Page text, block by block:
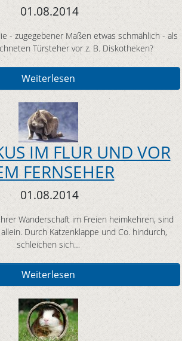
01.08.2014
- zugegebener Maßen etwas schmählich - als
Türsteher vor z. B. Diskotheken?
Weiterlesen
IM FLUR UND VOR
FERNSEHER
01.08.2014
Wanderschaft im Freien heimkehren, sind
Durch Katzenklappe und Co. hindurch,
schleichen sich…
Weiterlesen